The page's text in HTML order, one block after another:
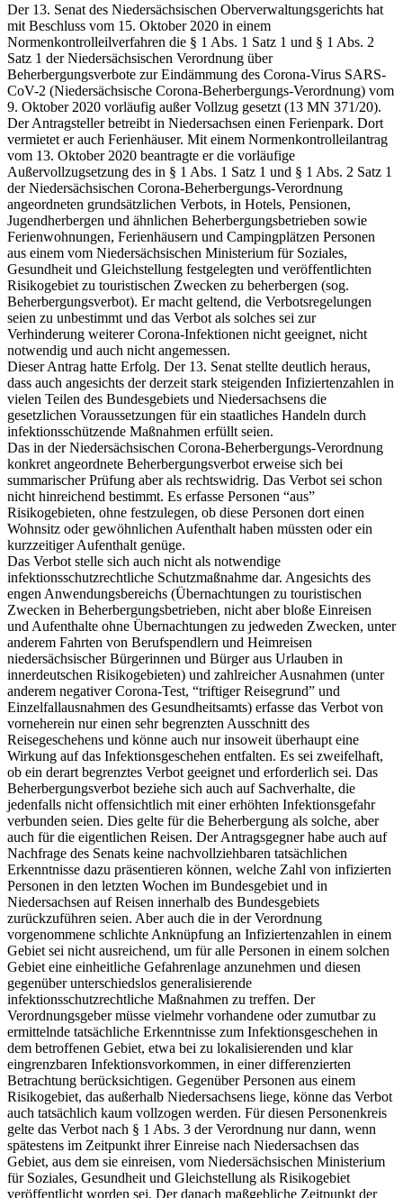
Der 13. Senat des Niedersächsischen Oberverwaltungsgerichts hat
mit Beschluss vom 15. Oktober 2020 in einem
Normenkontrolleilverfahren die § 1 Abs. 1 Satz 1 und § 1 Abs. 2
Satz 1 der Niedersächsischen Verordnung über
Beherbergungsverbote zur Eindämmung des Corona-Virus SARS-
CoV-2 (Niedersächsische Corona-Beherbergungs-Verordnung) vom
9. Oktober 2020 vorläufig außer Vollzug gesetzt (13 MN 371/20).
Der Antragsteller betreibt in Niedersachsen einen Ferienpark. Dort
vermietet er auch Ferienhäuser. Mit einem Normenkontrolleilantrag
vom 13. Oktober 2020 beantragte er die vorläufige
Außervollzugsetzung des in § 1 Abs. 1 Satz 1 und § 1 Abs. 2 Satz 1
der Niedersächsischen Corona-Beherbergungs-Verordnung
angeordneten grundsätzlichen Verbots, in Hotels, Pensionen,
Jugendherbergen und ähnlichen Beherbergungsbetrieben sowie
Ferienwohnungen, Ferienhäusern und Campingplätzen Personen
aus einem vom Niedersächsischen Ministerium für Soziales,
Gesundheit und Gleichstellung festgelegten und veröffentlichten
Risikogebiet zu touristischen Zwecken zu beherbergen (sog.
Beherbergungsverbot). Er macht geltend, die Verbotsregelungen
seien zu unbestimmt und das Verbot als solches sei zur
Verhinderung weiterer Corona-Infektionen nicht geeignet, nicht
notwendig und auch nicht angemessen.
Dieser Antrag hatte Erfolg. Der 13. Senat stellte deutlich heraus,
dass auch angesichts der derzeit stark steigenden Infiziertenzahlen in
vielen Teilen des Bundesgebiets und Niedersachsens die
gesetzlichen Voraussetzungen für ein staatliches Handeln durch
infektionsschützende Maßnahmen erfüllt seien.
Das in der Niedersächsischen Corona-Beherbergungs-Verordnung
konkret angeordnete Beherbergungsverbot erweise sich bei
summarischer Prüfung aber als rechtswidrig. Das Verbot sei schon
nicht hinreichend bestimmt. Es erfasse Personen “aus”
Risikogebieten, ohne festzulegen, ob diese Personen dort einen
Wohnsitz oder gewöhnlichen Aufenthalt haben müssten oder ein
kurzzeitiger Aufenthalt genüge.
Das Verbot stelle sich auch nicht als notwendige
infektionsschutzrechtliche Schutzmaßnahme dar. Angesichts des
engen Anwendungsbereichs (Übernachtungen zu touristischen
Zwecken in Beherbergungsbetrieben, nicht aber bloße Einreisen
und Aufenthalte ohne Übernachtungen zu jedweden Zwecken, unter
anderem Fahrten von Berufspendlern und Heimreisen
niedersächsischer Bürgerinnen und Bürger aus Urlauben in
innerdeutschen Risikogebieten) und zahlreicher Ausnahmen (unter
anderem negativer Corona-Test, “triftiger Reisegrund” und
Einzelfallausnahmen des Gesundheitsamts) erfasse das Verbot von
vorneherein nur einen sehr begrenzten Ausschnitt des
Reisegeschehens und könne auch nur insoweit überhaupt eine
Wirkung auf das Infektionsgeschehen entfalten. Es sei zweifelhaft,
ob ein derart begrenztes Verbot geeignet und erforderlich sei. Das
Beherbergungsverbot beziehe sich auch auf Sachverhalte, die
jedenfalls nicht offensichtlich mit einer erhöhten Infektionsgefahr
verbunden seien. Dies gelte für die Beherbergung als solche, aber
auch für die eigentlichen Reisen. Der Antragsgegner habe auch auf
Nachfrage des Senats keine nachvollziehbaren tatsächlichen
Erkenntnisse dazu präsentieren können, welche Zahl von infizierten
Personen in den letzten Wochen im Bundesgebiet und in
Niedersachsen auf Reisen innerhalb des Bundesgebiets
zurückzuführen seien. Aber auch die in der Verordnung
vorgenommene schlichte Anknüpfung an Infiziertenzahlen in einem
Gebiet sei nicht ausreichend, um für alle Personen in einem solchen
Gebiet eine einheitliche Gefahrenlage anzunehmen und diesen
gegenüber unterschiedslos generalisierende
infektionsschutzrechtliche Maßnahmen zu treffen. Der
Verordnungsgeber müsse vielmehr vorhandene oder zumutbar zu
ermittelnde tatsächliche Erkenntnisse zum Infektionsgeschehen in
dem betroffenen Gebiet, etwa bei zu lokalisierenden und klar
eingrenzbaren Infektionsvorkommen, in einer differenzierten
Betrachtung berücksichtigen. Gegenüber Personen aus einem
Risikogebiet, das außerhalb Niedersachsens liege, könne das Verbot
auch tatsächlich kaum vollzogen werden. Für diesen Personenkreis
gelte das Verbot nach § 1 Abs. 3 der Verordnung nur dann, wenn
spätestens im Zeitpunkt ihrer Einreise nach Niedersachsen das
Gebiet, aus dem sie einreisen, vom Niedersächsischen Ministerium
für Soziales, Gesundheit und Gleichstellung als Risikogebiet
veröffentlicht worden sei. Der danach maßgebliche Zeitpunkt der